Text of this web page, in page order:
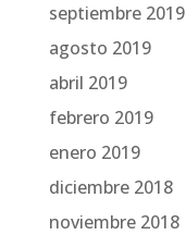
septiembre 2019
agosto 2019
abril 2019
febrero 2019
enero 2019
diciembre 2018
noviembre 2018